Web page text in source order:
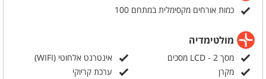
כמות אורחים מקסימלית במתחם 100
מולטימדיה
מסך LCD - 2 מסכים
אינטרנט אלחוטי (WIFI)
מקרן
ערכת קריוקי